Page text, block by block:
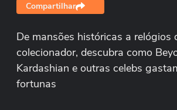
Compartilhar
De mansões históricas a relógios
colecionador, descubra como
Kardashian e outras celebs
fortunas